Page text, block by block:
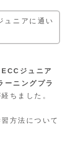
ュニアに通い
ECCジュニア
ーニングプラ
ちました。
方法について